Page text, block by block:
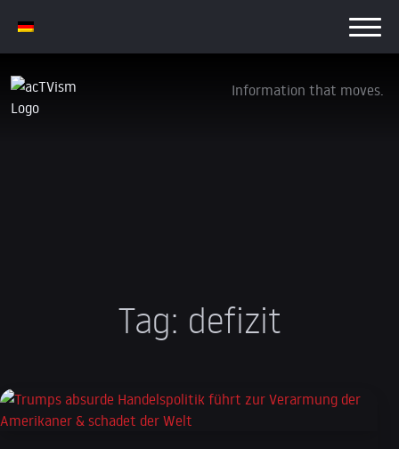
Information that moves.
Tag: defizit